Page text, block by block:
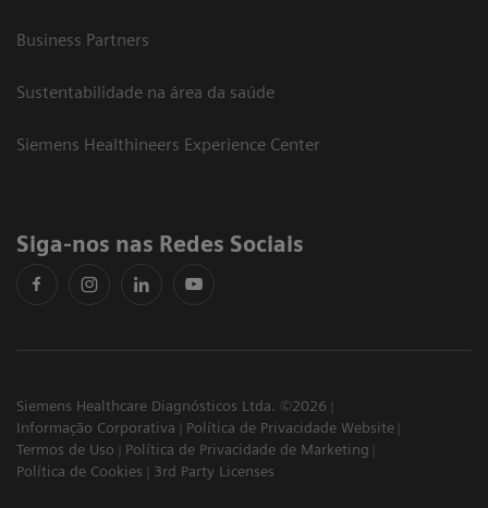
Business Partners
Sustentabilidade na área da saúde
Siemens Healthineers Experience Center
Siga-nos nas Redes Sociais
Siemens Healthcare Diagnósticos Ltda. ©2026
Informação Corporativa
Política de Privacidade Website
Termos de Uso
Política de Privacidade de Marketing
Política de Cookies
3rd Party Licenses